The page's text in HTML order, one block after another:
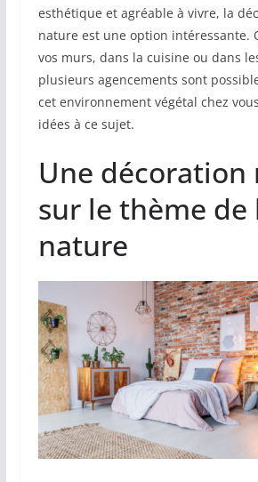
esthétique et agréable à vivre, la
nature est une option intéressante.
vos murs, dans la cuisine ou dans
plusieurs agencements sont
cet environnement végétal chez
idées à ce sujet.
Une décoration
sur le thème de
nature